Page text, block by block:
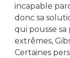
incapable
donc sa
qui pousse
extrêmes,
Certaines